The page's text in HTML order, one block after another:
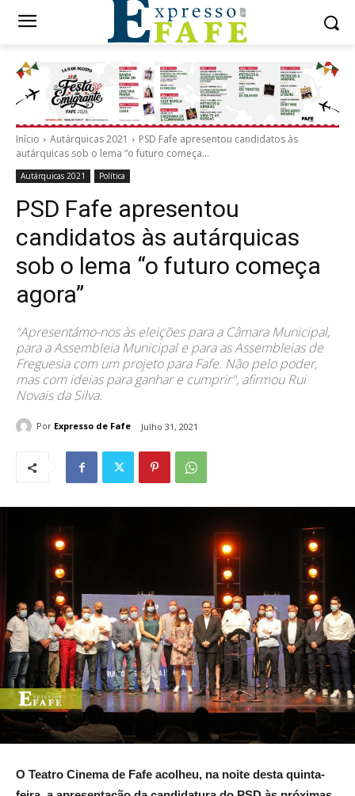
Início Autárquicas 2021
PSD Fafe apresentou candidatos às
autárquicas sob o lema “o futuro começa...
Autárquicas 2021 Política
PSD Fafe apresentou
candidatos às autárquicas
sob o lema “o futuro começa
agora”
“Apresentámo-nos às eleições para a Câmara Municipal,
para a Assembleia Municipal e para as Assembleias de
Freguesia com um projeto para Fafe. Não pelo poder,
mas com ideias para ganhar e cumprir", afirmou Rui
Novais da Silva.
Por Expresso de Fafe Julho 31, 2021
O Teatro Cinema de Fafe acolheu, na noite desta quinta-